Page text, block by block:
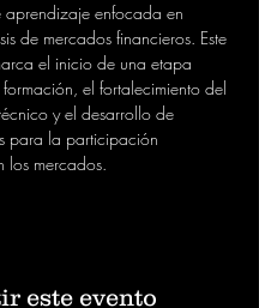
enfocada en
de mercados financieros. Este
el inicio de una etapa
el fortalecimiento del
y el desarrollo de
para la participación
los mercados.
este evento